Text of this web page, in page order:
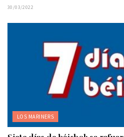
30/03/2022
LOS MARINERS